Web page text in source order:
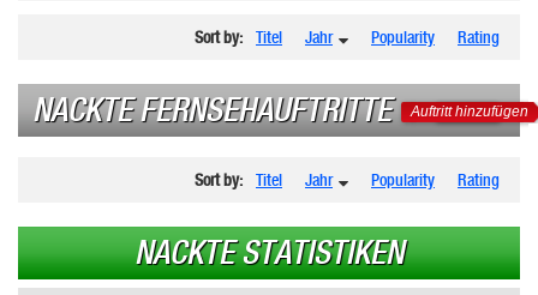
Sort by: Titel Jahr Popularity Rating
NACKTE FERNSEHAUFTRITTE Auftritt hinzufügen
Sort by: Titel Jahr Popularity Rating
NACKTE STATISTIKEN